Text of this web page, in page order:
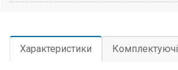
Характеристики Комплектуючі